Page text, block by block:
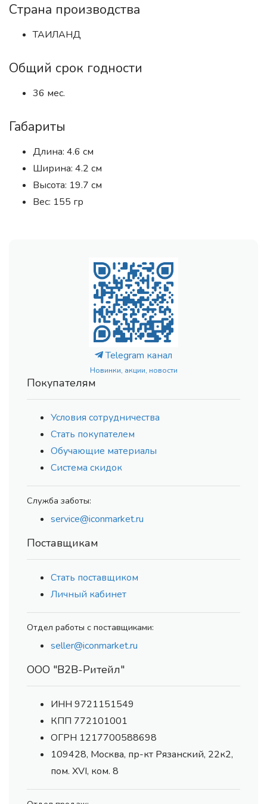
Страна производства
ТАИЛАНД
Общий срок годности
36 мес.
Габариты
Длина: 4.6 см
Ширина: 4.2 см
Высота: 19.7 см
Вес: 155 гр
Telegram канал
Новинки, акции, новости
Покупателям
Условия сотрудничества
Стать покупателем
Обучающие материалы
Система скидок
Служба заботы:
service@iconmarket.ru
Поставщикам
Стать поставщиком
Личный кабинет
Отдел работы с поставщиками:
seller@iconmarket.ru
ООО "В2В-Ритейл"
ИНН 9721151549
КПП 772101001
ОГРН 1217700588698
109428, Москва, пр-кт Рязанский, 22к2,
пом. XVI, ком. 8